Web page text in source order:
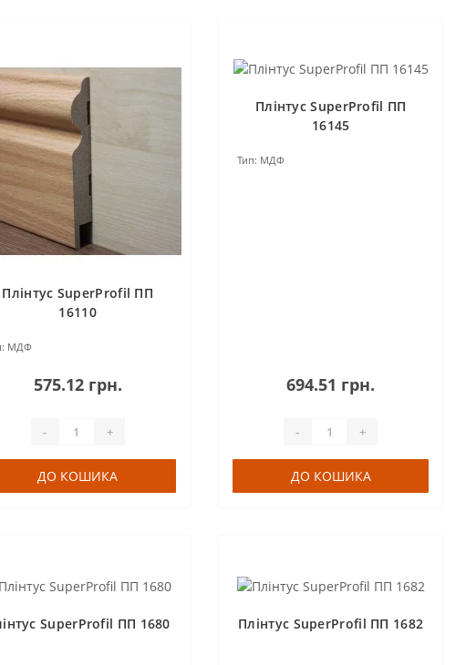
Плінтус SuperProfil ПП
16110
МДФ
575.12 грн.
- +
ДО КОШИКА
Плінтус SuperProfil ПП
16145
Тип: МДФ
694.51 грн.
- +
ДО КОШИКА
SuperProfil ПП 1680 Плінтус SuperProfil ПП 1682